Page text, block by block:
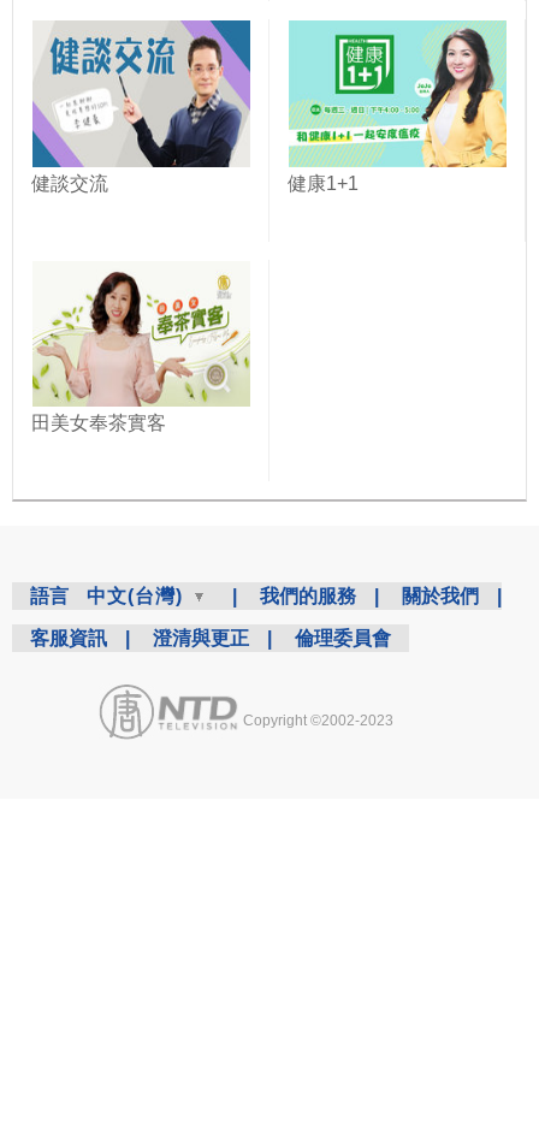
健談交流 健康1+1
田美女奉茶實客
語言 中文(台灣) 我們的服務 關於我們
客服資訊 澄清與更正 倫理委員會
Copyright ©2002-2023